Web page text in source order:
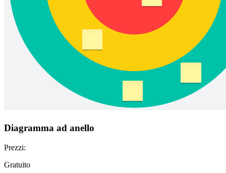
Diagramma ad anello
Prezzi:
Gratuito